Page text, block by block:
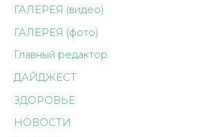
ГАЛЕРЕЯ (видео)
ГАЛЕРЕЯ (фото)
Главный редактор
ДАЙДЖЕСТ
ЗДОРОВЬЕ
НОВОСТИ